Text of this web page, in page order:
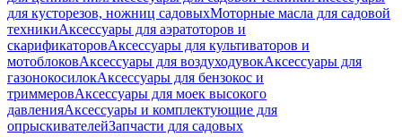
для кусторезов, ножниц садовыхМоторные масла для садовой
техникиАксессуары для аэратоторов и
скарификаторовАксессуары для культиваторов и
мотоблоковАксессуары для воздуходувокАксессуары для
газонокосилокАксессуары для бензокос и
триммеровАксессуары для моек высокого
давленияАксессуары и комплектующие для
опрыскивателейЗапчасти для садовых